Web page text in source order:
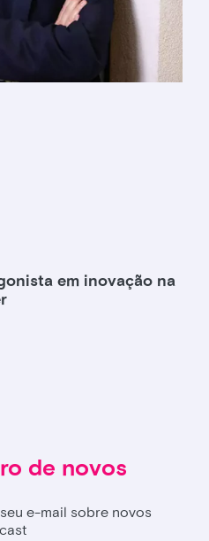
em inovação na
de novos
e-mail sobre novos